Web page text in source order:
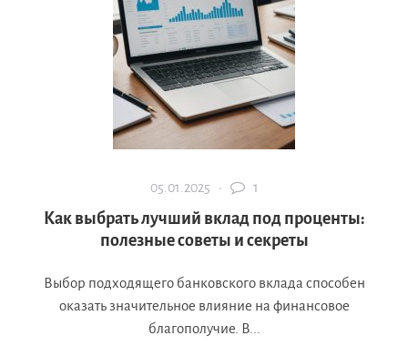
05.01.2025 · 1
Как выбрать лучший вклад под проценты:
полезные советы и секреты
Выбор подходящего банковского вклада способен
оказать значительное влияние на финансовое
благополучие. В...